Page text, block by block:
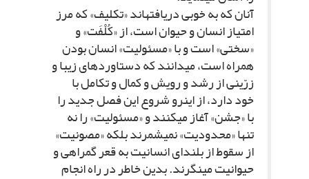
آنان که به خوبى دریافته‏اند «تکلیف» که مرز
امتیاز انسان و حیوان است، از «کُلْفَت» و
«سختى» است و با «مسئولیت» انسان بودن
همراه است، مى‏دانند که دستاوردهاى زیبا و
زرّینى از رشد و رویش و کمال و تکامل با
خود دارد، از این‏رو شروع این فصل جدید را
با «جشن» آغاز مى‏کنند و «مسئولیت» را نه
تنها «محدودیت» نمى‏شمرند بلکه «مصونیت»
از سقوط از بلنداى انسانیت به قعر گمراهى و
حیوانیت مى‏نگرند. بدین خاطر در راه انجام